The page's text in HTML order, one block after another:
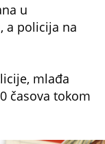
u
a policija na
mlađa
časova tokom